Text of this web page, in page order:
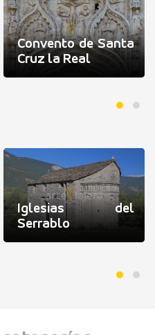
Convento de Santa
Cruz la Real
Iglesias del
Serrablo